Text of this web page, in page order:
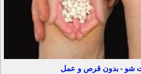
شو - بدون قرص و عمل